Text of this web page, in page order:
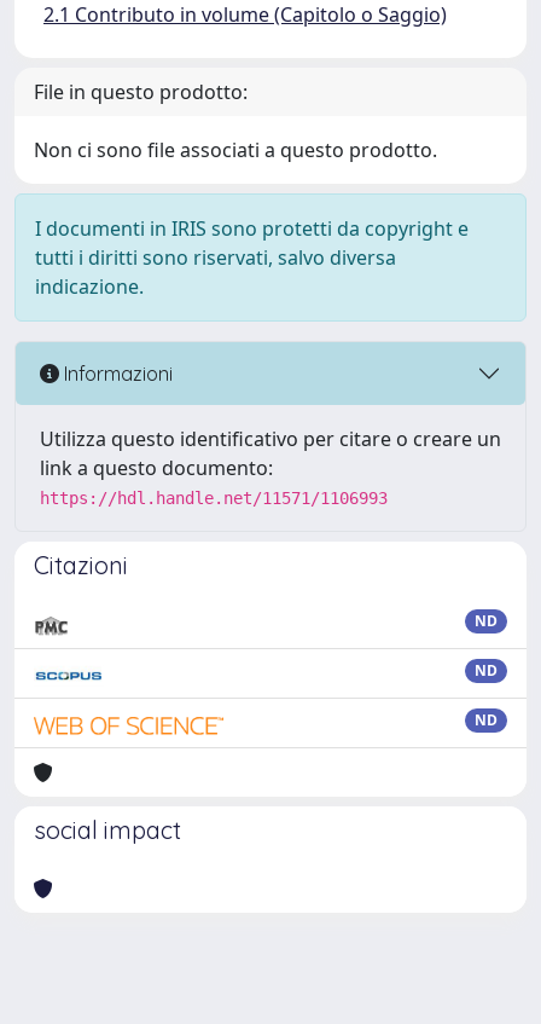
2.1 Contributo in volume (Capitolo o Saggio)
File in questo prodotto:
Non ci sono file associati a questo prodotto.
I documenti in IRIS sono protetti da copyright e
tutti i diritti sono riservati, salvo diversa
indicazione.
Informazioni
Utilizza questo identificativo per citare o creare un
link a questo documento:
https://hdl.handle.net/11571/1106993
Citazioni
ND
ND
ND
social impact